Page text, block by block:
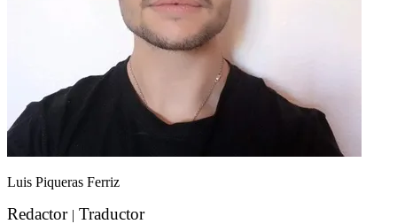
Luis Piqueras Ferriz
Redactor | Traductor